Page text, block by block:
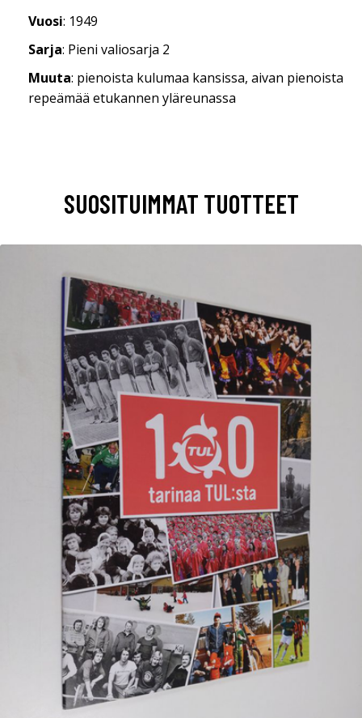
Vuosi: 1949
Sarja: Pieni valiosarja 2
Muuta: pienoista kulumaa kansissa, aivan pienoista
repeämää etukannen yläreunassa
SUOSITUIMMAT TUOTTEET